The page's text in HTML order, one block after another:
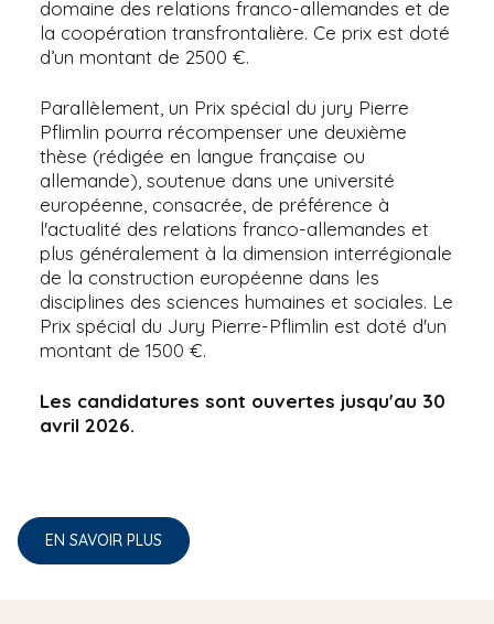
domaine des relations franco-allemandes et de
la coopération transfrontalière. Ce prix est doté
d’un montant de 2500 €.
Parallèlement, un Prix spécial du jury Pierre
Pflimlin pourra récompenser une deuxième
thèse (rédigée en langue française ou
allemande), soutenue dans une université
européenne, consacrée, de préférence à
l'actualité des relations franco-allemandes et
plus généralement à la dimension interrégionale
de la construction européenne dans les
disciplines des sciences humaines et sociales. Le
Prix spécial du Jury Pierre-Pflimlin est doté d'un
montant de 1500 €.
Les candidatures sont ouvertes jusqu'au 30
avril 2026.
EN SAVOIR PLUS